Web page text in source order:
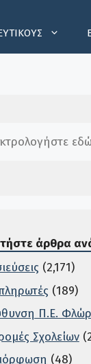
άρθρα
(2,171)
(189)
Π.Ε.
Σχολείων
(48)